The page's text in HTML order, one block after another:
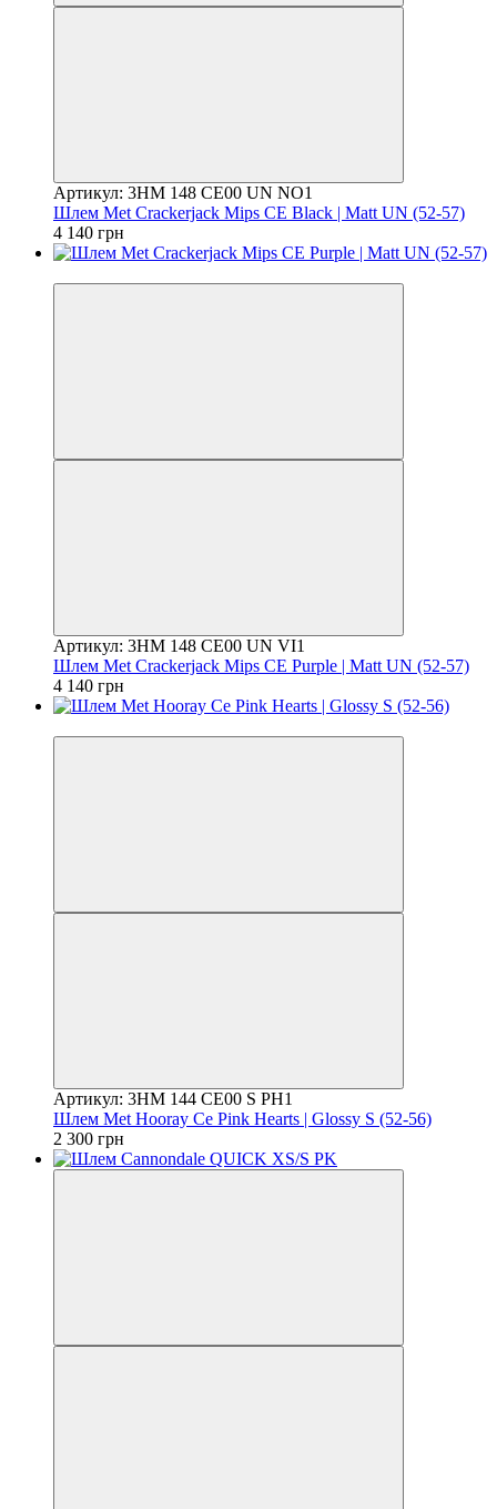
Артикул: 3HM 148 CE00 UN NO1
Шлем Met Crackerjack Mips CE Black | Matt UN (52-57)
4 140 грн
Артикул: 3HM 148 CE00 UN VI1
Шлем Met Crackerjack Mips CE Purple | Matt UN (52-57)
4 140 грн
Артикул: 3HM 144 CE00 S PH1
Шлем Met Hooray Ce Pink Hearts | Glossy S (52-56)
2 300 грн